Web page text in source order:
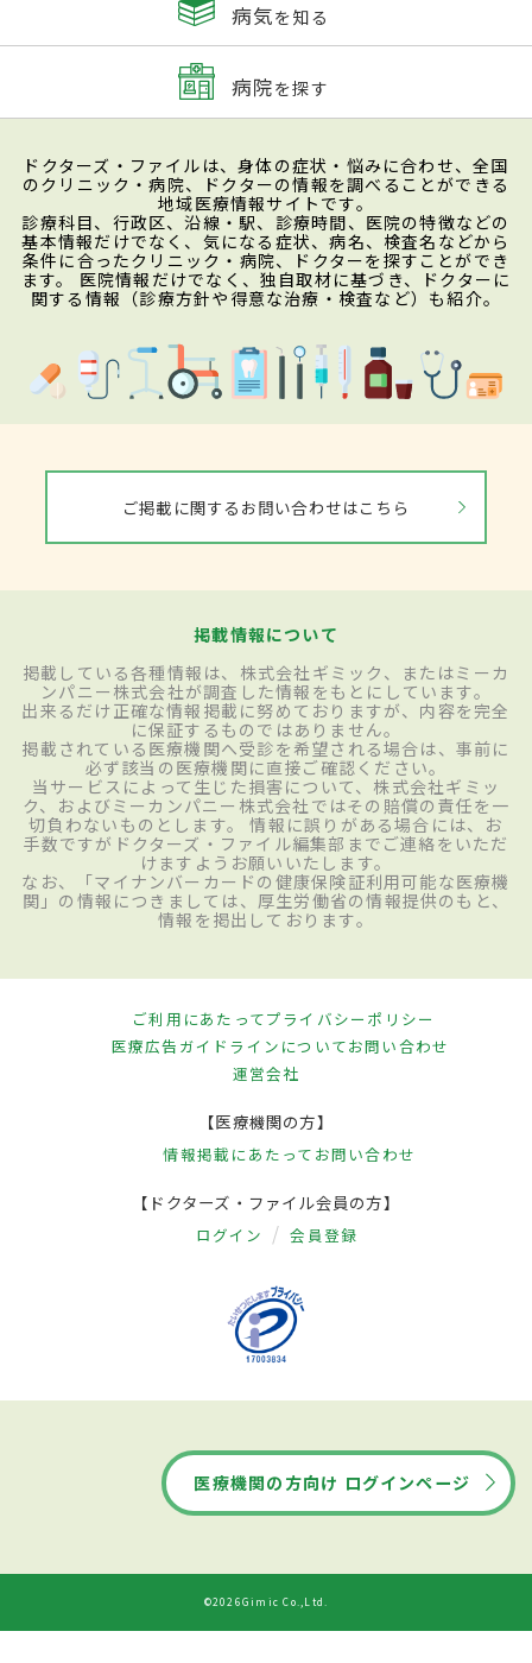
病気を知る
病院を探す
ドクターズ・ファイルは、身体の症状・悩みに合わせ、全国
のクリニック・病院、ドクターの情報を調べることができる
地域医療情報サイトです。
診療科目、行政区、沿線・駅、診療時間、医院の特徴などの
基本情報だけでなく、気になる症状、病名、検査名などから
条件に合ったクリニック・病院、ドクターを探すことができ
ます。 医院情報だけでなく、独自取材に基づき、ドクターに
関する情報（診療方針や得意な治療・検査など）も紹介。
ご掲載に関するお問い合わせはこちら
掲載情報について
掲載している各種情報は、株式会社ギミック、またはミーカ
ンパニー株式会社が調査した情報をもとにしています。
出来るだけ正確な情報掲載に努めておりますが、内容を完全
に保証するものではありません。
掲載されている医療機関へ受診を希望される場合は、事前に
必ず該当の医療機関に直接ご確認ください。
当サービスによって生じた損害について、株式会社ギミッ
ク、およびミーカンパニー株式会社ではその賠償の責任を一
切負わないものとします。 情報に誤りがある場合には、お
手数ですがドクターズ・ファイル編集部までご連絡をいただ
けますようお願いいたします。
なお、「マイナンバーカードの健康保険証利用可能な医療機
関」の情報につきましては、厚生労働省の情報提供のもと、
情報を掲出しております。
ご利用にあたってプライバシーポリシー
医療広告ガイドラインについてお問い合わせ
運営会社
【医療機関の方】
情報掲載にあたって お問い合わせ
【ドクターズ・ファイル会員の方】
ログイン 会員登録
医療機関の方向け ログインページ
©2026Gimic Co.,Ltd.